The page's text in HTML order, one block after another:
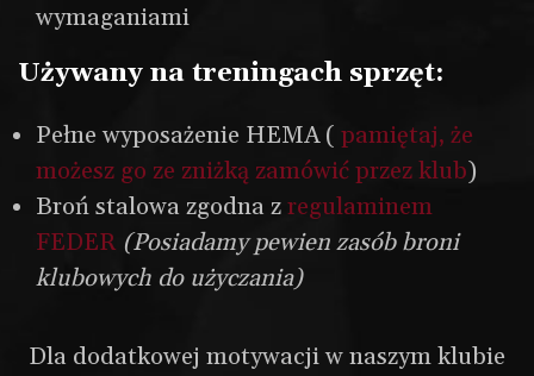
wymaganiami
Używany na treningach sprzęt:
Pełne wyposażenie HEMA ( pamiętaj, że
możesz go ze zniżką zamówić przez klub)
Broń stalowa zgodna zregulaminem
FEDER (Posiadamy pewien zasób broni
klubowych do użyczania)
Dla dodatkowej motywacji w naszym klubie